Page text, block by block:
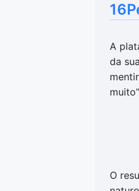
A
da
O